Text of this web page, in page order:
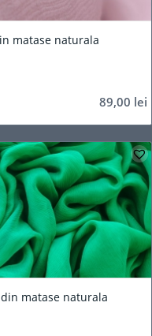
matase naturala
89,00 lei
matase naturala